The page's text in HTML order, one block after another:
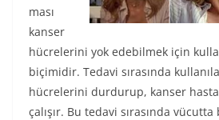
ması
kanser
hücrelerini yok edebilmek için
biçimidir. Tedavi sırasında
hücrelerini durdurup, kanser
çalışır. Bu tedavi sırasında